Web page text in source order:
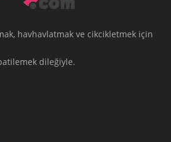
havhavlatmak ve cikcikletmek için
dileğiyle.